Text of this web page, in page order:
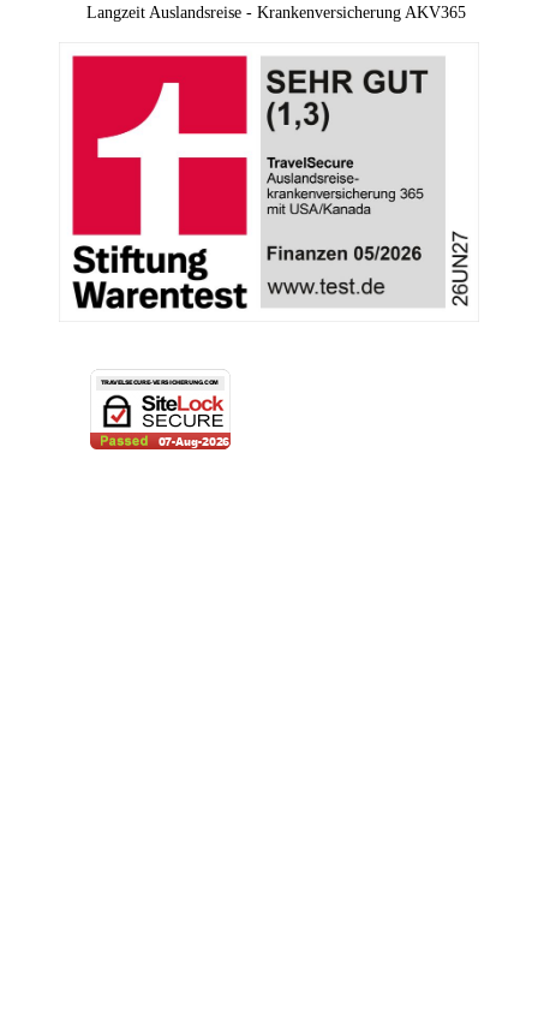
Langzeit Auslandsreise - Krankenversicherung AKV365